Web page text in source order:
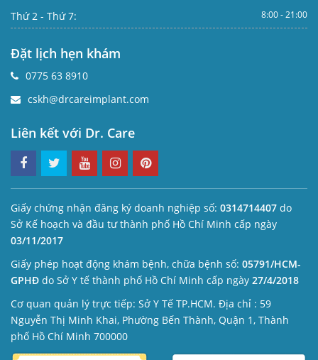
Thứ 2 - Thứ 7: 8:00 - 21:00
Đặt lịch hẹn khám
0775 63 8910
cskh@drcareimplant.com
Liên kết với Dr. Care
Giấy chứng nhận đăng ký doanh nghiệp số: 0314714407 do
Sở Kế hoạch và đầu tư thành phố Hồ Chí Minh cấp ngày
03/11/2017
Giấy phép hoạt động khám bệnh, chữa bệnh số: 05791/HCM-
GPHĐ do Sở Y tế thành phố Hồ Chí Minh cấp ngày 27/4/2018
Cơ quan quản lý trực tiếp: Sở Y Tế TP.HCM. Địa chỉ : 59
Nguyễn Thị Minh Khai, Phường Bến Thành, Quận 1, Thành
phố Hồ Chí Minh 700000